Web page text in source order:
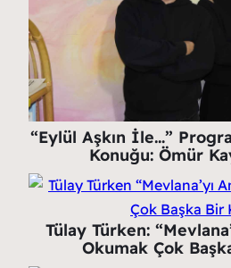
“Eylül Aşkın İle…”
Konuğu: Ömür
Tülay Türken:
Okumak Çok